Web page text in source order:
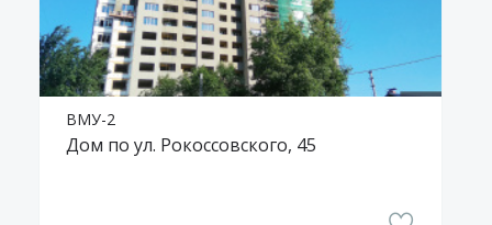
ВМУ-2
Дом по ул. Рокоссовского, 45